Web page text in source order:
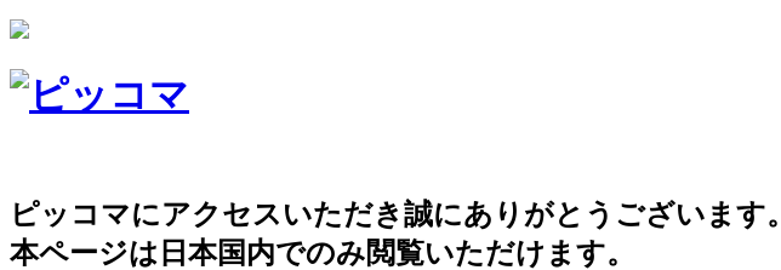
ピッコマにアクセスいただき誠にありがとうございます。
本ページは日本国内でのみ閲覧いただけます。